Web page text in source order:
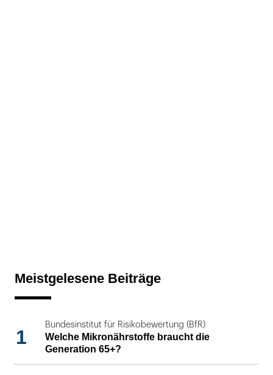
Meistgelesene Beiträge
1
Bundesinstitut für Risikobewertung (BfR)
Welche Mikronährstoffe braucht die
Generation 65+?